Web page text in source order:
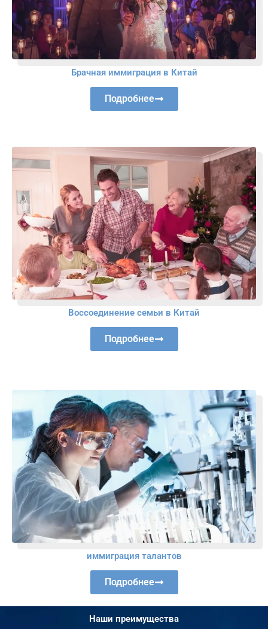
Брачная иммиграция в Китай
Подробнее
Воссоединение семьи в Китай
Подробнее
иммиграция талантов
Подробнее
Наши преимущества